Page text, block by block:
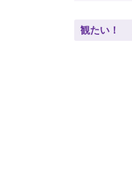
観たい！